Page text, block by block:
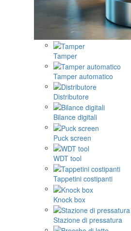
Tamper
Tamper automatico
Distributore
Bilance digitali
Puck screen
WDT tool
Tappetini costipanti
Knock box
Stazione di pressatura